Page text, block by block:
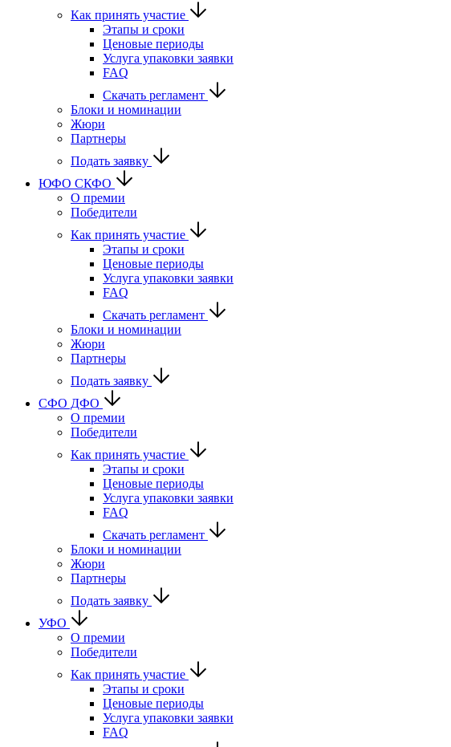
Как принять участие
Этапы и сроки
Ценовые периоды
Услуга упаковки заявки
FAQ
Скачать регламент
Блоки и номинации
Жюри
Партнеры
Подать заявку
ЮФО СКФО
О премии
Победители
Как принять участие
Этапы и сроки
Ценовые периоды
Услуга упаковки заявки
FAQ
Скачать регламент
Блоки и номинации
Жюри
Партнеры
Подать заявку
CФО ДФО
О премии
Победители
Как принять участие
Этапы и сроки
Ценовые периоды
Услуга упаковки заявки
FAQ
Скачать регламент
Блоки и номинации
Жюри
Партнеры
Подать заявку
УФО
О премии
Победители
Как принять участие
Этапы и сроки
Ценовые периоды
Услуга упаковки заявки
FAQ